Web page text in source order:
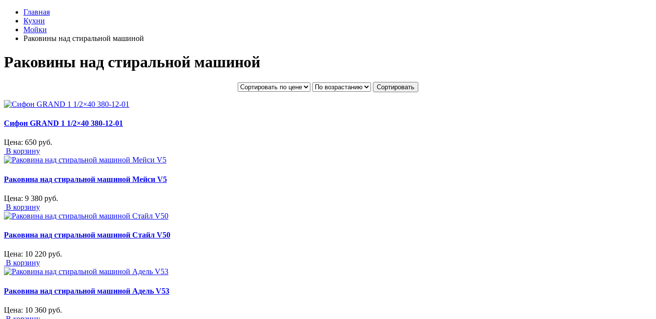
Главная
Кухни
Мойки
Раковины над стиральной машиной
Раковины над стиральной машиной
Сифон GRAND 1 1/2×40 380-12-01
Цена: 650 руб.
В корзину
Раковина над стиральной машиной Мейси V5
Цена: 9 380 руб.
В корзину
Раковина над стиральной машиной Стайл V50
Цена: 10 220 руб.
В корзину
Раковина над стиральной машиной Адель V53
Цена: 10 360 руб.